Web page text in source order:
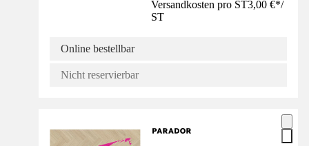
Versandkosten pro ST3,00 €*/
ST
Online bestellbar
Nicht reservierbar